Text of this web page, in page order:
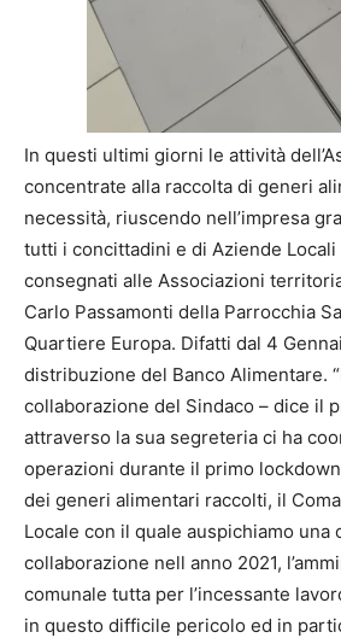
In questi ultimi giorni le attività
concentrate alla raccolta di generi
necessità, riuscendo nell’impresa
tutti i concittadini e di Aziende Locali
consegnati alle Associazioni
Carlo Passamonti della Parrocchia
Quartiere Europa. Difatti dal 4
distribuzione del Banco Alimentare.
collaborazione del Sindaco – dice il
attraverso la sua segreteria ci ha
operazioni durante il primo
dei generi alimentari raccolti, il
Locale con il quale auspichiamo una
collaborazione nell anno 2021,
comunale tutta per l’incessante
in questo difficile pericolo ed in